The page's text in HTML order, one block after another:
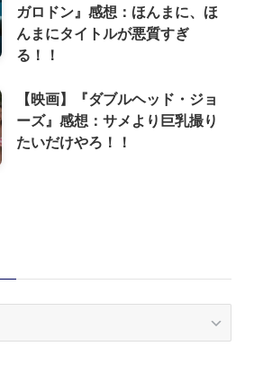
ガロドン』感想：ほんまに、ほ
んまにタイトルが悪質すぎ
る！！
【映画】『ダブルヘッド・ジョ
ーズ』感想：サメより巨乳撮り
たいだけやろ！！